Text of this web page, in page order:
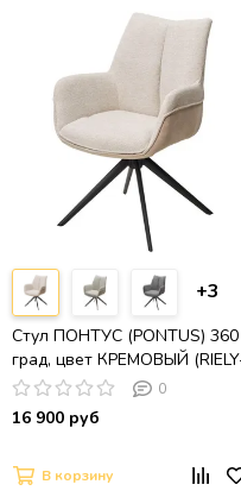
+3
Стул ПОНТУС (PONTUS) 360
град, цвет КРЕМОВЫЙ
111/PRESENT-120), ткань /
ЛАТТЕ каркас, ®DISAUR
0
16 900 руб
В корзину